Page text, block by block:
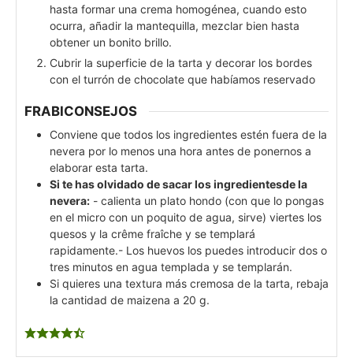
hasta formar una crema homogénea, cuando esto
ocurra, añadir la mantequilla, mezclar bien hasta
obtener un bonito brillo.
Cubrir la superficie de la tarta y decorar los bordes
con el turrón de chocolate que habíamos reservado
FRABICONSEJOS
Conviene que todos los ingredientes estén fuera de la
nevera por lo menos una hora antes de ponernos a
elaborar esta tarta.
Si te has olvidado de sacar los ingredientesde la
nevera: - calienta un plato hondo (con que lo pongas
en el micro con un poquito de agua, sirve) viertes los
quesos y la crême fraîche y se templará
rapidamente.- Los huevos los puedes introducir dos o
tres minutos en agua templada y se templarán.
Si quieres una textura más cremosa de la tarta, rebaja
la cantidad de maizena a 20 g.